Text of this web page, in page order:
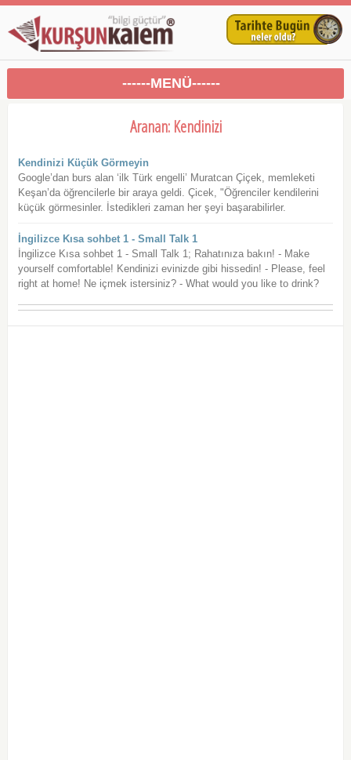
------MENÜ------
Aranan: Kendinizi
Kendinizi Küçük Görmeyin
Google’dan burs alan ‘ilk Türk engelli’ Muratcan Çiçek, memleketi
Keşan’da öğrencilerle bir araya geldi. Çicek, "Öğrenciler kendilerini
küçük görmesinler. İstedikleri zaman her şeyi başarabilirler.
İngilizce Kısa sohbet 1 - Small Talk 1
İngilizce Kısa sohbet 1 - Small Talk 1; Rahatınıza bakın! - Make
yourself comfortable! Kendinizi evinizde gibi hissedin! - Please, feel
right at home! Ne içmek istersiniz? - What would you like to drink?